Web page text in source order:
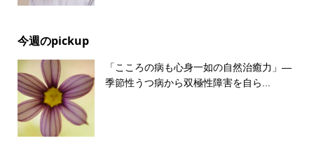
今週のpickup
「こころの病も心身一如の自然治癒力」―
季節性うつ病から双極性障害を自ら...